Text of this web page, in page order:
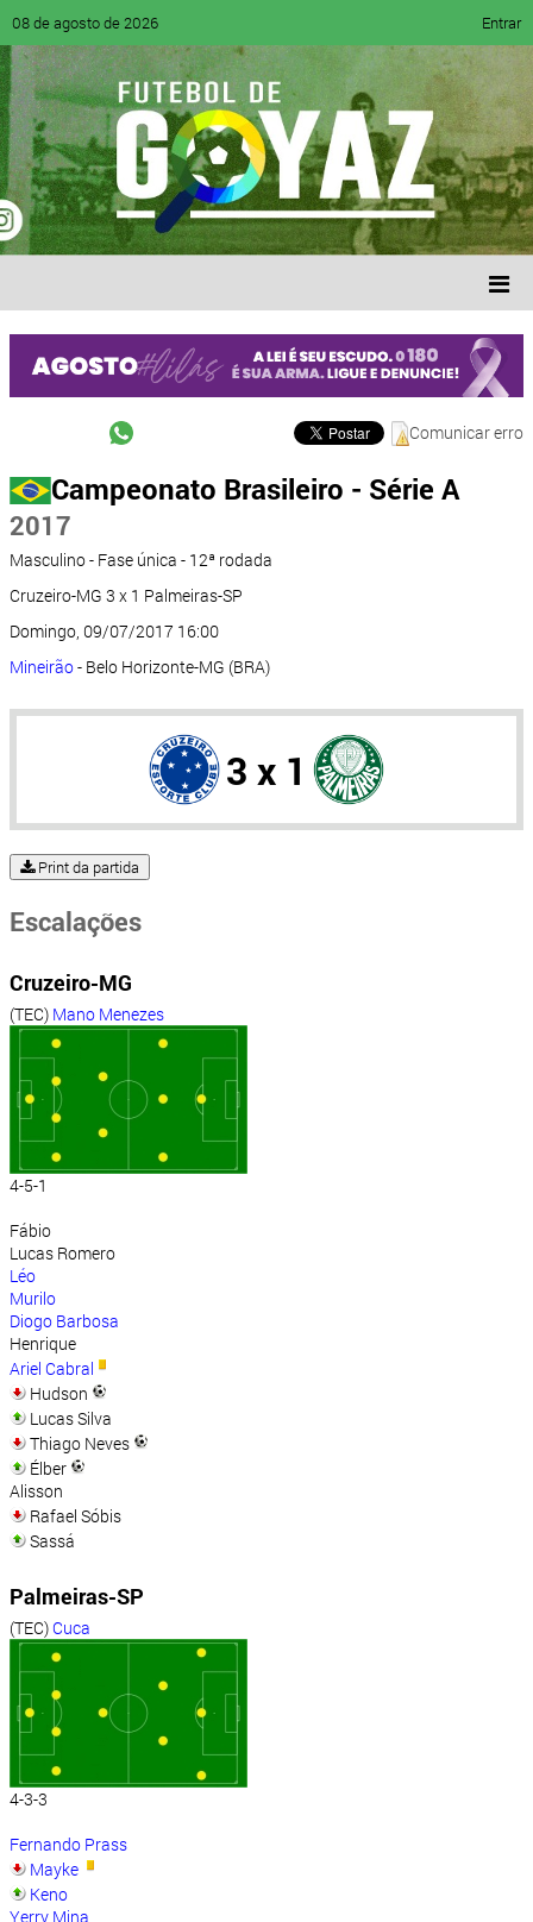
08 de agosto de 2026 Entrar
Comunicar erro
Campeonato Brasileiro - Série A
2017
Masculino - Fase única - 12ª rodada
Cruzeiro-MG 3 x 1 Palmeiras-SP
Domingo, 09/07/2017 16:00
Mineirão- Belo Horizonte-MG (BRA)
3 x 1
Print da partida
Escalações
Cruzeiro-MG
(TEC) Mano Menezes
4-5-1
Fábio
Lucas Romero
Léo
Murilo
Diogo Barbosa
Henrique
Ariel Cabral
Hudson
Lucas Silva
Thiago Neves
Élber
Alisson
Rafael Sóbis
Sassá
Palmeiras-SP
(TEC) Cuca
4-3-3
Fernando Prass
Mayke
Keno
Yerry Mina